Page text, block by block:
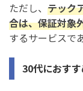
ただし、 テック
合は、保証対象
するサービスで
30代におす